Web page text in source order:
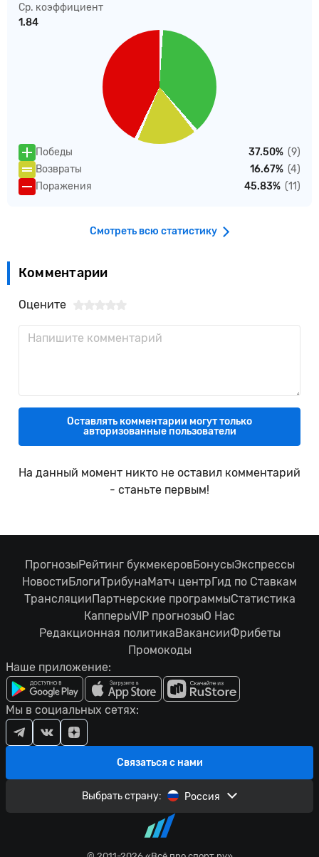
Ср. коэффициент
1.84
Победы 37.50% (9)
Возвраты
16.67% (4)
Поражения
45.83% (11)
Смотреть всю статистику
Комментарии
Оцените
Оставлять комментарии могут только
авторизованные пользователи
На данный момент никто не оставил комментарий
- станьте первым!
ПрогнозыРейтинг букмекеровБонусыЭкспрессы
НовостиБлогиТрибунаМатч центрГид по Ставкам
ТрансляцииПартнерские программыСтатистика
КапперыVIP прогнозыО Нас
Редакционная политикаВакансииФрибеты
Промокоды
Наше приложение:
Связаться с нами
Мы в социальных сетях:
Выбрать страну: Россия